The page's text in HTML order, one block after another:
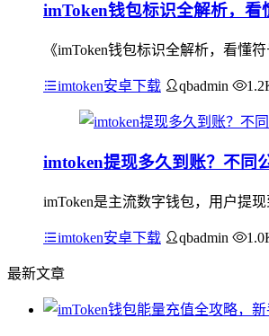
imToken钱包标识全解析，
《imToken钱包标识全解析，看懂
imtoken安卓下载 qbadmin
imtoken提现多久到账？不同
imToken是主流数字钱包，用户提
imtoken安卓下载 qbadmin
最新文章